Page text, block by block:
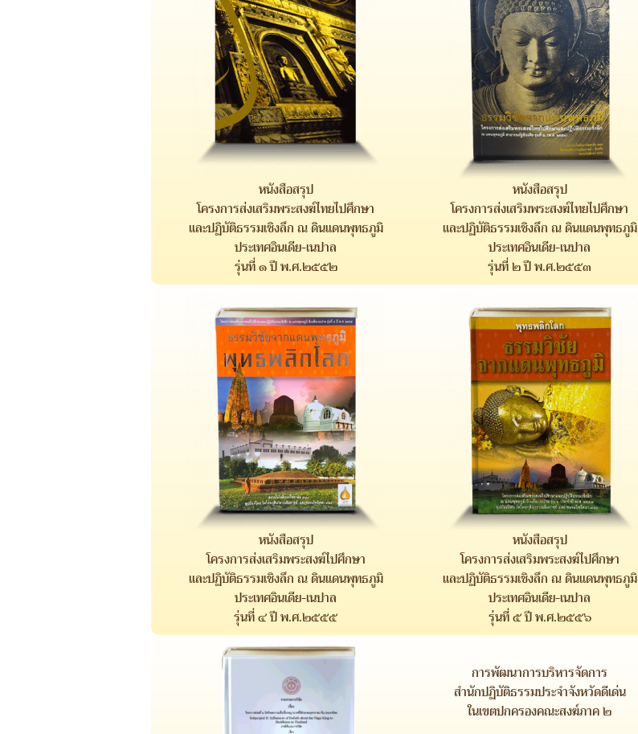
หนังสือสรุป
โครงการส่งเสริมพระสงฆ์ไทยไปศึกษา
และปฏิบัติธรรมเชิงลึก ณ ดินแดนพุทธภูมิ
ประเทศอินเดีย-เนปาล
รุ่นที่ ๑ ปี พ.ศ.๒๕๕๒
หนังสือสรุป
โครงการส่งเสริมพระสงฆ์ไทยไปศึกษา
และปฏิบัติธรรมเชิงลึก ณ ดินแดนพุทธภูมิ
ประเทศอินเดีย-เนปาล
รุ่นที่ ๒ ปี พ.ศ.๒๕๕๓
หนังสือสรุป
โครงการส่งเสริมพระสงฆ์ไปศึกษา
และปฏิบัติธรรมเชิงลึก ณ ดินแดนพุทธภูมิ
ประเทศอินเดีย-เนปาล
รุ่นที่ ๔ ปี พ.ศ.๒๕๕๕
หนังสือสรุป
โครงการส่งเสริมพระสงฆ์ไปศึกษา
และปฏิบัติธรรมเชิงลึก ณ ดินแดนพุทธภูมิ
ประเทศอินเดีย-เนปาล
รุ่นที่ ๕ ปี พ.ศ.๒๕๕๖
การพัฒนาการบริหารจัดการ
สำนักปฏิบัติธรรมประจำจังหวัดดีเด่น
ในเขตปกครองคณะสงฆ์ภาค ๒